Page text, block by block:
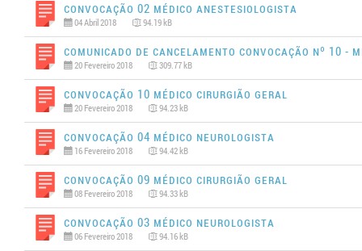
Convocação 02 Médico Anestesiologista
04 Abril 2018 94.19 kB
Comunicado de Cancelamento Convocação Nº 10 -
20 Fevereiro 2018 309.77 kB
Convocação 10 Médico Cirurgião Geral
20 Fevereiro 2018 94.23 kB
Convocação 04 Médico Neurologista
16 Fevereiro 2018 94.42 kB
Convocação 09 Médico Cirurgião Geral
08 Fevereiro 2018 94.33 kB
Convocação 03 Médico Neurologista
06 Fevereiro 2018 94.16 kB